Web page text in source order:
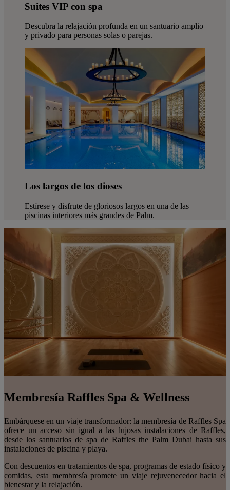
Suites VIP con spa
Descubra la relajación profunda en un santuario amplio
y privado para personas solas o parejas.
Los largos de los dioses
Estírese y disfrute de gloriosos largos en una de las
piscinas interiores más grandes de Palm.
Membresía Raffles Spa & Wellness
Embárquese en un viaje transformador: la membresía de Raffles Spa
ofrece un acceso sin igual a las lujosas instalaciones de Raffles,
desde los santuarios de spa de Raffles the Palm Dubai hasta sus
instalaciones de piscina y playa.
Con descuentos en tratamientos de spa, programas de estado físico y
comidas, esta membresía promete un viaje rejuvenecedor hacia el
bienestar y la relajación.